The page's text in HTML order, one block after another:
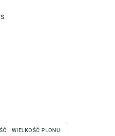
I WIELKOŚĆ PLONU